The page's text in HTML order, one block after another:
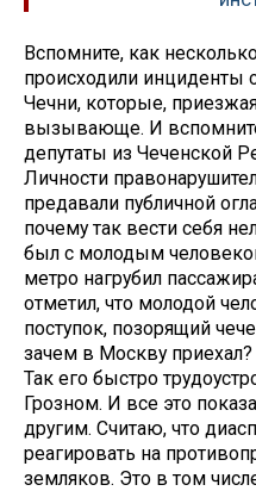
Вспомните, как
происходили
Чечни, которые,
вызывающе. И
депутаты из Чеченской
Личности
предавали публичной
почему так вести себя
был с молодым
метро нагрубил
отметил, что молодой
поступок, позорящий
зачем в Москву приехал?
Так его быстро
Грозном. И все это
другим. Считаю, что
реагировать на
земляков. Это в том